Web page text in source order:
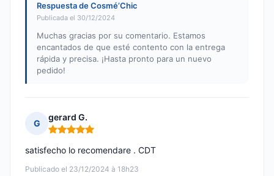
Respuesta de Cosmé’Chic
Publicada el 30/12/2024
Muchas gracias por su comentario. Estamos
encantados de que esté contento con la entrega
rápida y precisa. ¡Hasta pronto para un nuevo
pedido!
G
gerard G.
Nota: 5 de 5
Publicado el 23/12/2024 à 18h23
satisfecho lo recomendare . CDT